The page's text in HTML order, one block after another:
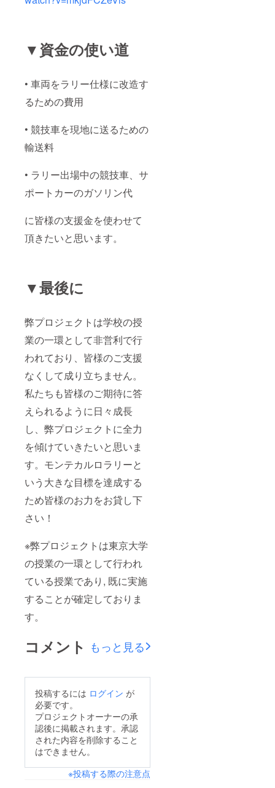
▼資金の使い道
• 車両をラリー仕様に改造す
るための費用
• 競技車を現地に送るための
輸送料
• ラリー出場中の競技車、サ
ポートカーのガソリン代
に皆様の支援金を使わせて
頂きたいと思います。
▼最後に
弊プロジェクトは学校の授
業の一環として非営利で行
われており、皆様のご支援
なくして成り立ちません。
私たちも皆様のご期待に答
えられるように日々成長
し、弊プロジェクトに全力
を傾けていきたいと思いま
す。モンテカルロラリーと
いう大きな目標を達成する
ため皆様のお力をお貸し下
さい！
※弊プロジェクトは東京大学
の授業の一環として行われ
ている授業であり, 既に実施
することが確定しておりま
す。
コメント もっと見る
投稿するには ログイン が
必要です。
プロジェクトオーナーの承
認後に掲載されます。承認
された内容を削除すること
はできません。
※投稿する際の注意点